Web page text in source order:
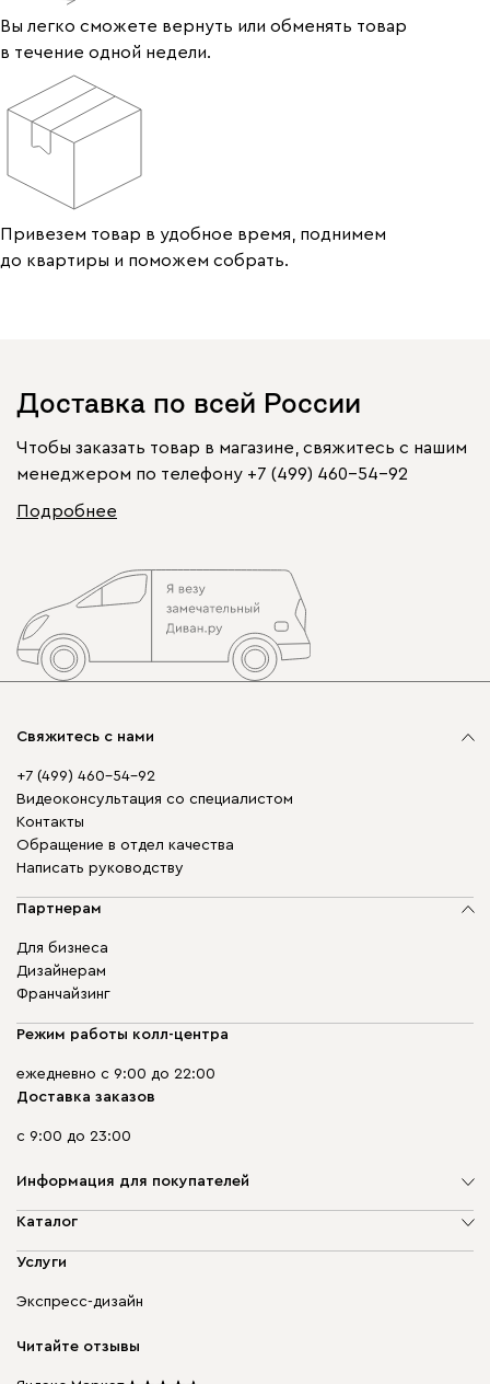
Вы легко сможете вернуть или обменять товар
в течение одной недели.
Привезем товар в удобное время, поднимем
до квартиры и поможем собрать.
Доставка по всей России
Чтобы заказать товар в магазине, свяжитесь с нашим
менеджером по телефону +7 (499) 460-54-92
Подробнее
Свяжитесь с нами
+7 (499) 460-54-92
Видеоконсультация со специалистом
Контакты
Обращение в отдел качества
Написать руководству
Партнерам
Для бизнеса
Дизайнерам
Франчайзинг
Режим работы колл-центра
ежедневно с 9:00 до 22:00
Доставка заказов
с 9:00 до 23:00
Информация для покупателей
О компании
Доставка и оплата
диван.клуб
Карьера
Каталог
Мягкая мебель
Бескаркасная мебель
Столы и стулья
Услуги
Экспресс-дизайн
Читайте отзывы